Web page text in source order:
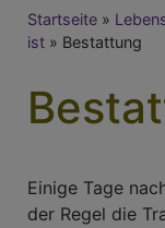
Startseite
ist
Bestattung
Einige Tage
der Regel die